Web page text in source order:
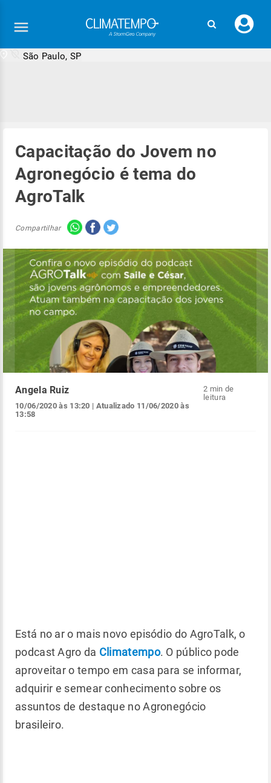
seu
São Paulo, SP
Capacitação do Jovem no
Agronegócio é tema do
AgroTalk
Compartilhar
Angela Ruiz
10/06/2020 às 13:20 | Atualizado 11/06/2020 às
13:58
2 min de
leitura
Está no ar o mais novo episódio do AgroTalk, o
podcast Agro da Climatempo. O público pode
aproveitar o tempo em casa para se informar,
adquirir e semear conhecimento sobre os
assuntos de destaque no Agronegócio
brasileiro.